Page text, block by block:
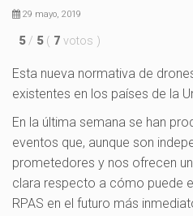
29 mayo, 2019
5 / 5 ( 7 votos )
Esta nueva normativa de
existentes en los países de la
En la última semana se han
eventos que, aunque son
prometedores y nos ofrecen
clara respecto a cómo puede
RPAS en el futuro más